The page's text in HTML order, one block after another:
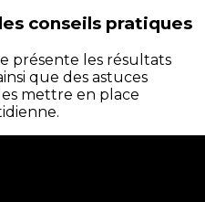
conseils pratiques
présente les résultats
que des astuces
mettre en place